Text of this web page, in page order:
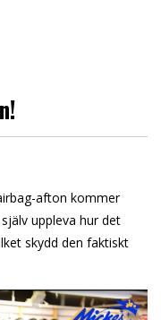
afton kommer
uppleva hur det
skydd den faktiskt